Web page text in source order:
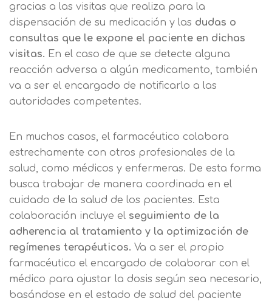
gracias a las visitas que realiza para la
dispensación de su medicación y las dudas o
consultas que le expone el paciente en dichas
visitas. En el caso de que se detecte alguna
reacción adversa a algún medicamento, también
va a ser el encargado de notificarlo a las
autoridades competentes.
En muchos casos, el farmacéutico colabora
estrechamente con otros profesionales de la
salud, como médicos y enfermeras. De esta forma
busca trabajar de manera coordinada en el
cuidado de la salud de los pacientes. Esta
colaboración incluye el seguimiento de la
adherencia al tratamiento y la optimización de
regímenes terapéuticos. Va a ser el propio
farmacéutico el encargado de colaborar con el
médico para ajustar la dosis según sea necesario,
basándose en el estado de salud del paciente